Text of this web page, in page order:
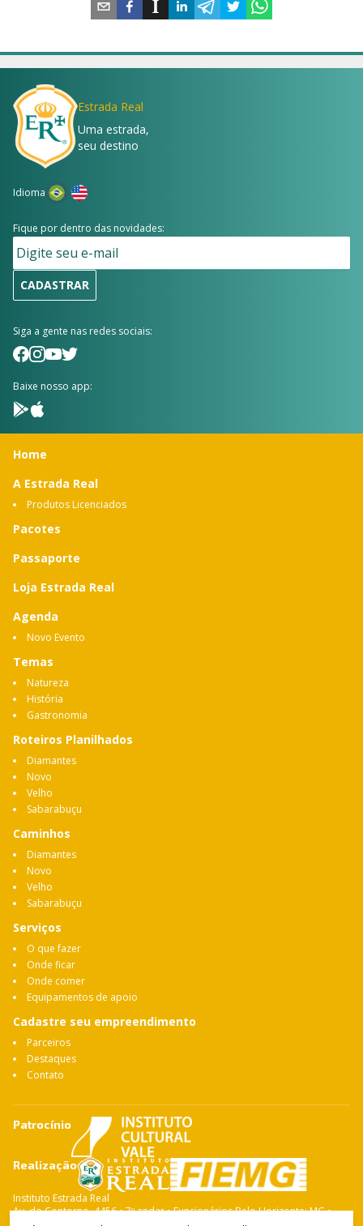
Estrada Real
Uma estrada,
seu destino
Idioma
Fique por dentro das novidades:
CADASTRAR
Siga a gente nas redes sociais:
Baixe nosso app:
Home
A Estrada Real
Produtos Licenciados
Pacotes
Passaporte
Loja Estrada Real
Agenda
Novo Evento
Temas
Natureza
História
Gastronomia
Roteiros Planilhados
Diamantes
Novo
Velho
Sabarabuçu
Caminhos
Diamantes
Novo
Velho
Sabarabuçu
Serviços
O que fazer
Onde ficar
Onde comer
Equipamentos de apoio
Cadastre seu empreendimento
Parceiros
Destaques
Contato
Patrocínio
Realização
Instituto Estrada Real
Av. do Contorno, 4456 • 7º andar • Funcionários Belo Horizonte: MG •